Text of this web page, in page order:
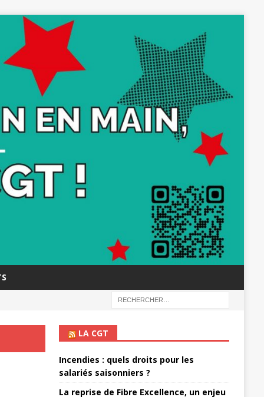
LA CGT
Incendies : quels droits pour les
salariés saisonniers ?
La reprise de Fibre Excellence, un enjeu